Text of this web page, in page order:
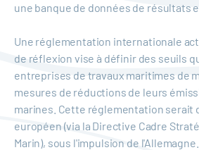
une banque de données de résultats
Une réglementation internationale
de réflexion vise à définir des seuils
entreprises de travaux maritimes de
mesures de réductions de leurs
marines. Cette réglementation serait
européen (via la Directive Cadre
Marin), sous l'impulsion de l'Allemagne.